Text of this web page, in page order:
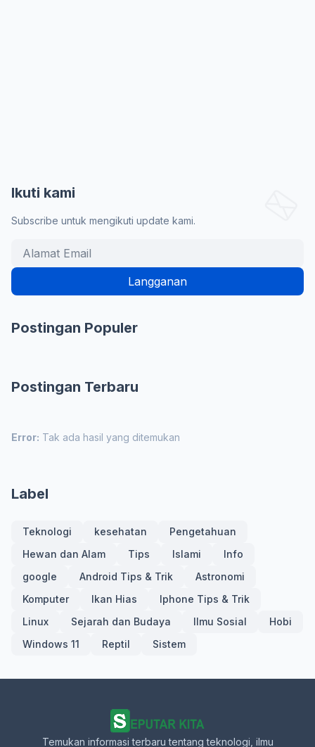
Ikuti kami
Subscribe untuk mengikuti update kami.
Postingan Populer
Postingan Terbaru
Error: Tak ada hasil yang ditemukan
Label
Teknologi kesehatan
Pengetahuan
Hewan dan Alam
Tips Islami
Info
google
Android Tips & Trik
Astronomi
Komputer
Ikan Hias
Iphone Tips & Trik
Linux
Sejarah dan Budaya Ilmu Sosial
Hobi
Windows 11
Reptil Sistem
Temukan informasi terbaru tentang teknologi, ilmu